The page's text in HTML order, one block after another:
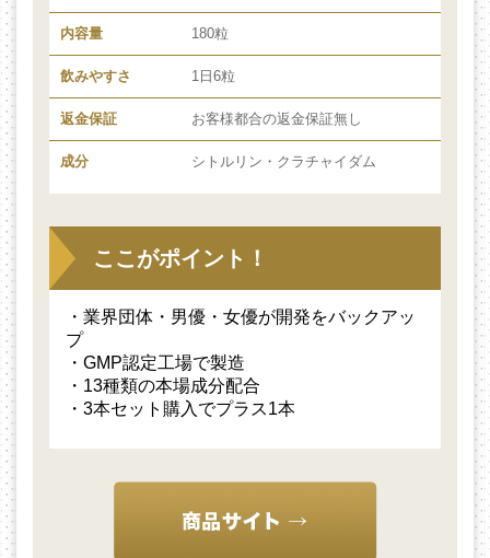
内容量 180粒
飲みやすさ 1日6粒
返金保証 お客様都合の返金保証無し
成分 シトルリン・クラチャイダム
ここがポイント！
・業界団体・男優・女優が開発をバックアッ
プ
・GMP認定工場で製造
・13種類の本場成分配合
・3本セット購入でプラス1本